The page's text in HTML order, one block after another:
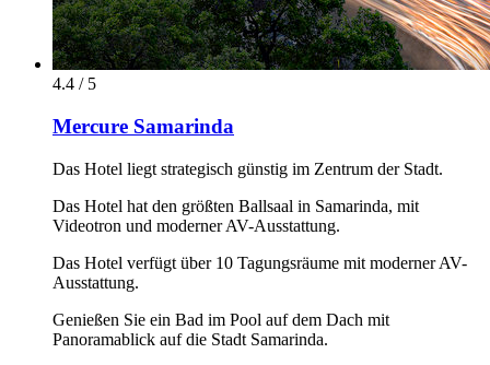
4.4 / 5
Mercure Samarinda
Das Hotel liegt strategisch günstig im Zentrum der Stadt.
Das Hotel hat den größten Ballsaal in Samarinda, mit
Videotron und moderner AV-Ausstattung.
Das Hotel verfügt über 10 Tagungsräume mit moderner AV-
Ausstattung.
Genießen Sie ein Bad im Pool auf dem Dach mit
Panoramablick auf die Stadt Samarinda.